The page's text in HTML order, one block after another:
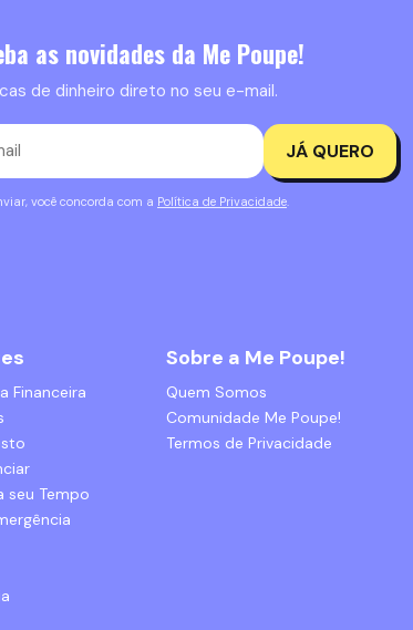
as novidades da Me Poupe!
de dinheiro direto no seu e-mail.
JÁ QUERO
você concorda com a Política de Privacidade.
Financeira
seu Tempo
Sobre a Me Poupe!
Quem Somos
Comunidade Me Poupe!
Termos de Privacidade